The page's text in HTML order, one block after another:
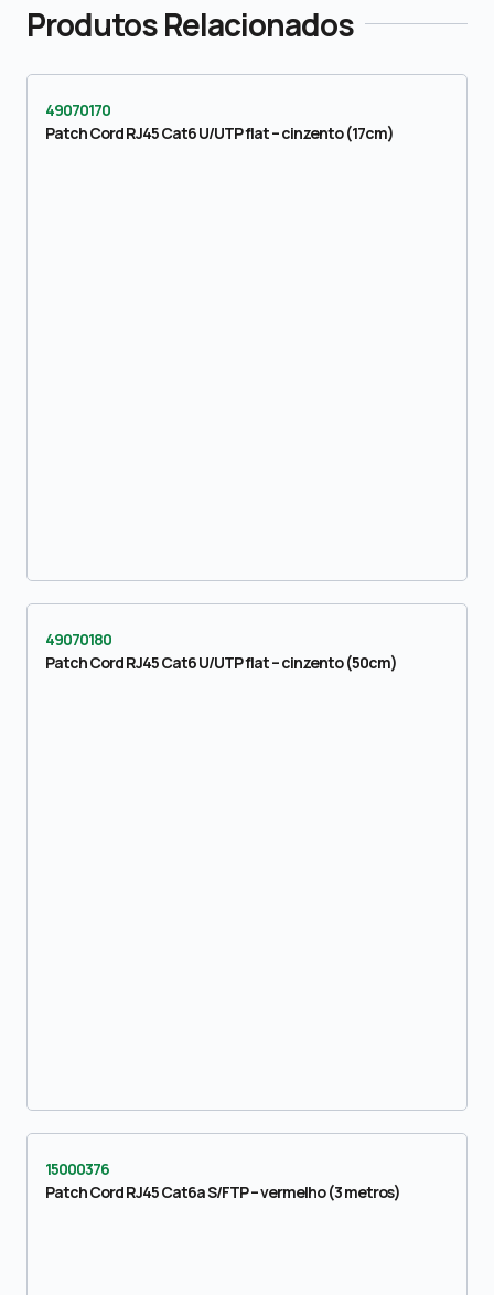
Produtos Relacionados
49070170
Patch Cord RJ45 Cat6 U/UTP flat – cinzento (17cm)
49070180
Patch Cord RJ45 Cat6 U/UTP flat – cinzento (50cm)
15000376
Patch Cord RJ45 Cat6a S/FTP – vermelho (3 metros)